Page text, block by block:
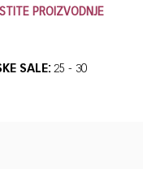
PROIZVODNJE
SALE: 25 - 30